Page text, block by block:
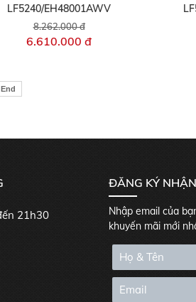
LF5240/EH48001AWV
8.262.000 đ
6.610.000 đ
End
21h30
ĐĂNG KÝ
Nhập email của
khuyến mãi mới